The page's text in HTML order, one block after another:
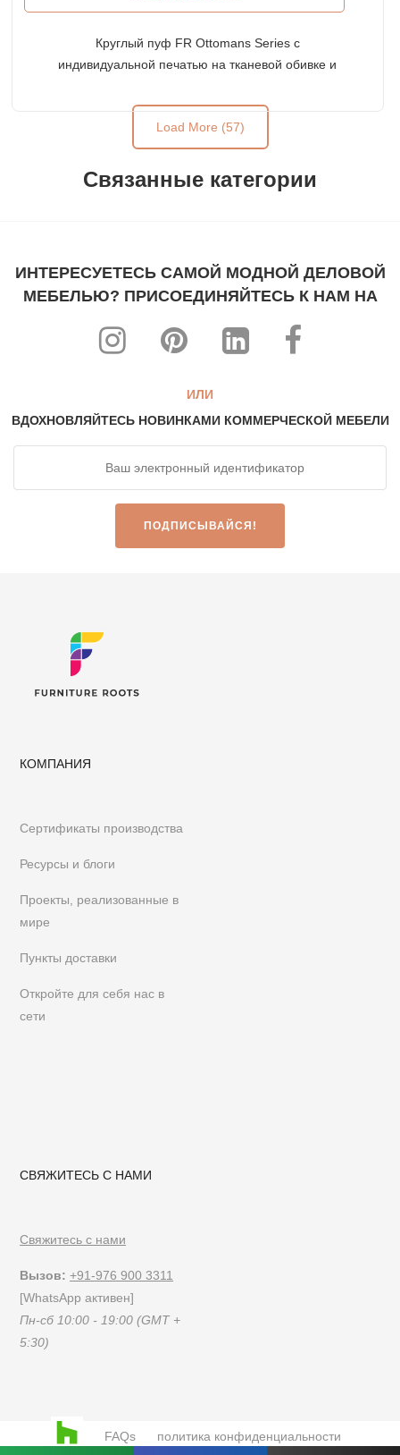
Круглый пуф FR Ottomans Series с
индивидуальной печатью на тканевой обивке и
Load More (57)
Связанные категории
ИНТЕРЕСУЕТЕСЬ САМОЙ МОДНОЙ ДЕЛОВОЙ
МЕБЕЛЬЮ? ПРИСОЕДИНЯЙТЕСЬ К НАМ НА
ИЛИ
ВДОХНОВЛЯЙТЕСЬ НОВИНКАМИ КОММЕРЧЕСКОЙ МЕБЕЛИ
КОМПАНИЯ
Сертификаты производства
Ресурсы и блоги
Проекты, реализованные в
мире
Пункты доставки
Откройте для себя нас в
сети
СВЯЖИТЕСЬ С НАМИ
Свяжитесь с нами
Вызов: +91-976 900 3311
[WhatsApp активен]
Пн-сб 10:00 - 19:00 (GMT +
5:30)
FAQs политика конфиденциальности